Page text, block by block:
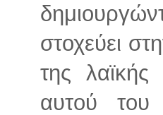
στοχεύει
της λαϊκής
αυτού του